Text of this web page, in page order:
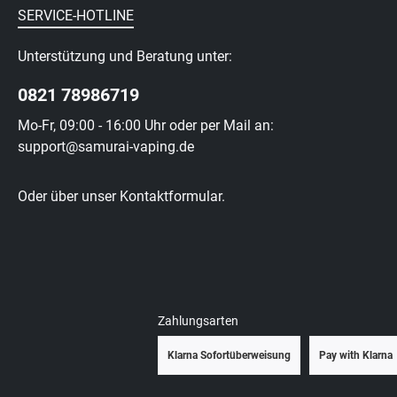
SERVICE-HOTLINE
Unterstützung und Beratung unter:
0821 78986719
Mo-Fr, 09:00 - 16:00 Uhr oder per Mail an:
support@samurai-vaping.de
Oder über unser Kontaktformular.
Zahlungsarten
Klarna Sofortüberweisung Pay with Klarna